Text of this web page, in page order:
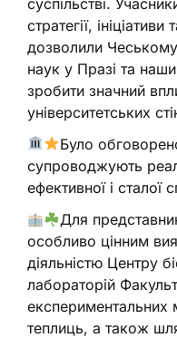
стратегії,
дозволили
наук у Празі та
зробити значний
університетських
Було
супроводжують
ефективної і сталої
Для
особливо цінним
діяльністю Центру
лабораторій
експериментальних
теплиць, а також